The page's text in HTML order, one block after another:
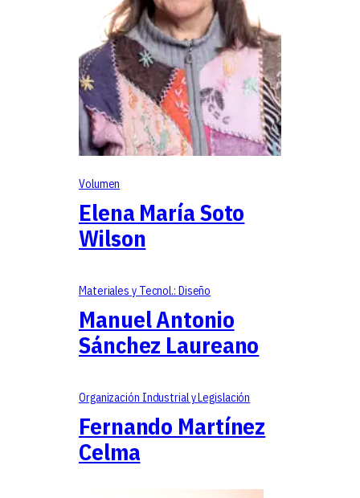
Volumen
Elena María Soto
Wilson
Materiales y Tecnol.: Diseño
Manuel Antonio
Sánchez Laureano
Organización Industrial y Legislación
Fernando Martínez
Celma